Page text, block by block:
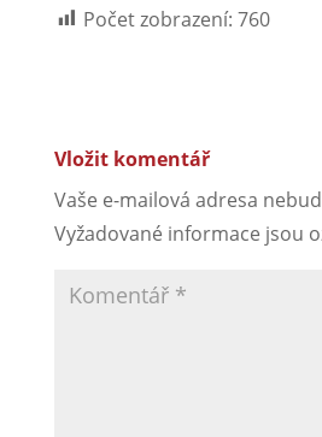
Počet zobrazení: 760
Vložit komentář
Vaše e-mailová adresa
Vyžadované informace jsou